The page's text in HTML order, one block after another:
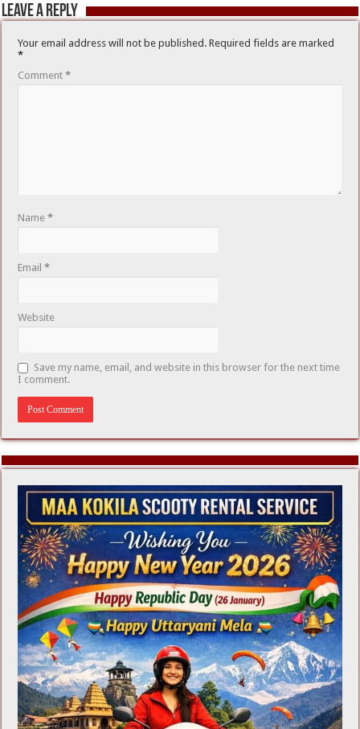
Leave a Reply
Your email address will not be published. Required fields are marked
*
Comment*
Name*
Email*
Website
Save my name, email, and website in this browser for the next time
I comment.